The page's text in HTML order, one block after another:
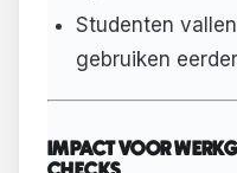
Studenten
gebruiken
IMPACT VOOR